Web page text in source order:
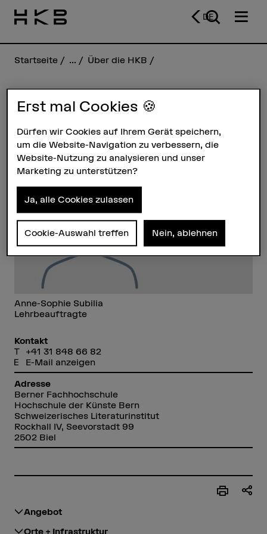
DE
Startseite ... Über die HKB
Anne-Sophie Subilia
Steckbrief
Anne-Sophie Subilia
Lehrbeauftragte
Kontakt
+41 31 848 66 82
E-Mail anzeigen
Adresse
Berner Fachhochschule
Hochschule der Künste Bern
Schweizerisches Literaturinstitut
Rockhall IV, Seevorstadt 99
2502 Biel
Angebot
Orte + Infrastruktur
Erst mal Cookies 🍪
Dürfen wir Cookies auf Ihrem Gerät speichern,
um die Website-Navigation zu verbessern, die
Website-Nutzung zu analysieren und unser
Marketing zu unterstützen?
Ja, alle Cookies zulassen
Cookie-Auswahl treffen Nein, ablehnen